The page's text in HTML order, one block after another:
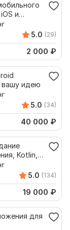
и
5.0 (29)
2 000 ₽
вашу идею
5.0 (34)
40 000 ₽
Kotlin,
5.0 (134)
19 000 ₽
для